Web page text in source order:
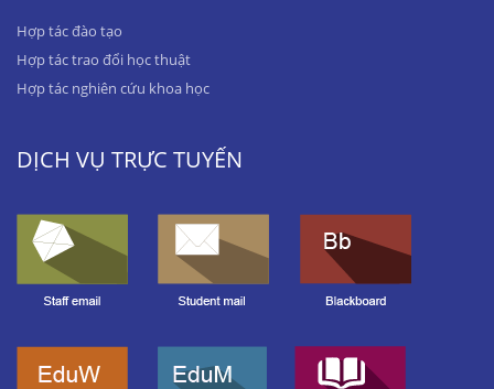
Hợp tác đào tạo
Hợp tác trao đổi học thuật
Hợp tác nghiên cứu khoa học
DỊCH VỤ TRỰC TUYẾN